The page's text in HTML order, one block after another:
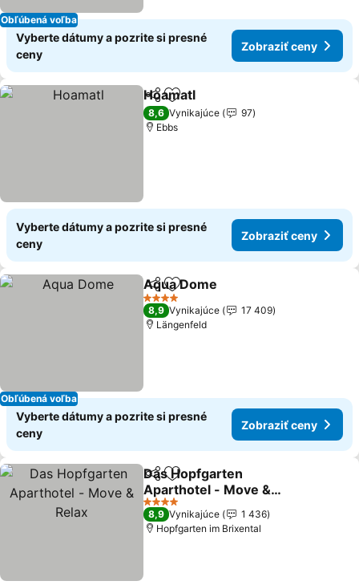
Obľúbená voľba
Vyberte dátumy a pozrite si presné
ceny
Zobraziť ceny
ZdieľaťPridať do obľúbených
Hoamatl
8,6 Vynikajúce
97
Ebbs
Vyberte dátumy a pozrite si presné
ceny
Zobraziť ceny
Obľúbená voľba
ZdieľaťPridať do obľúbených
Aqua Dome
4 Počet hviezdičiek
8,9 Vynikajúce
17 409
Längenfeld
Vyberte dátumy a pozrite si presné
ceny
Zobraziť ceny
ZdieľaťPridať do obľúbených
Das Hopfgarten
Aparthotel - Move &
Relax
4 Počet hviezdičiek
8,9 Vynikajúce
1 436
Hopfgarten im Brixental